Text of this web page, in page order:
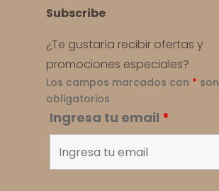
Subscribe
¿Te gustaría recibir ofertas y
promociones especiales?
Los campos marcados con * son
obligatorios
Ingresa tu email *